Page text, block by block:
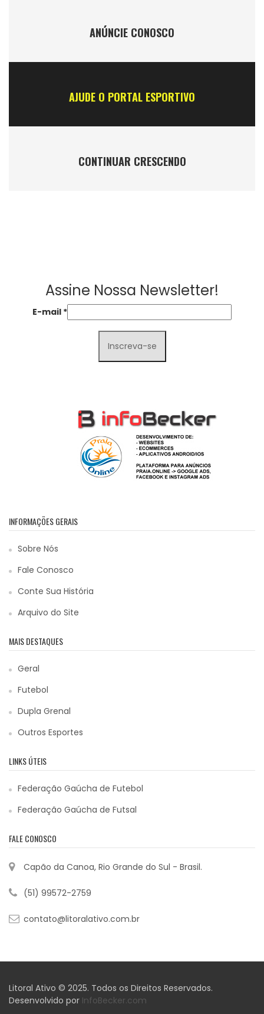
ANÚNCIE CONOSCO
AJUDE O PORTAL ESPORTIVO
CONTINUAR CRESCENDO
Assine Nossa Newsletter!
E-mail *
INFORMAÇÕES GERAIS
Sobre Nós
Fale Conosco
Conte Sua História
Arquivo do Site
MAIS DESTAQUES
Geral
Futebol
Dupla Grenal
Outros Esportes
LINKS ÚTEIS
Federação Gaúcha de Futebol
Federação Gaúcha de Futsal
FALE CONOSCO
Capão da Canoa, Rio Grande do Sul - Brasil.
(51) 99572-2759
contato@litoralativo.com.br
Litoral Ativo © 2025. Todos os Direitos Reservados.
Desenvolvido por InfoBecker.com